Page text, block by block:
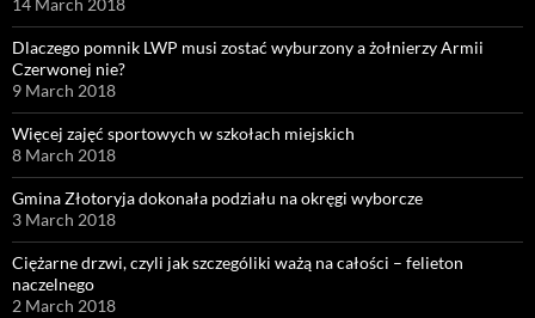
14 March 2018
Dlaczego pomnik LWP musi zostać wyburzony a żołnierzy Armii
Czerwonej nie?
9 March 2018
Więcej zajęć sportowych w szkołach miejskich
8 March 2018
Gmina Złotoryja dokonała podziału na okręgi wyborcze
3 March 2018
Ciężarne drzwi, czyli jak szczególiki ważą na całości – felieton
naczelnego
2 March 2018